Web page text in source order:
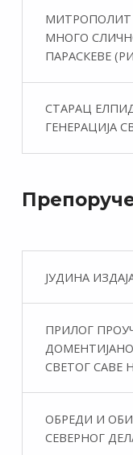
МИТРОПОЛИТ
МНОГО
ПАРАСКЕВЕ
СТАРАЦ
ГЕНЕРАЦИЈА
ЈУДИНА
ПРИЛОГ
СВЕТОГ САВЕ
ОБРЕДИ И
СЕВЕРНОГ